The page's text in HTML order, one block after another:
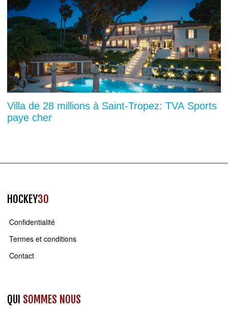
Villa de 28 millions à Saint-Tropez: TVA Sports
paye cher
HOCKEY30
Confidentialité
Termes et conditions
Contact
QUI SOMMES NOUS